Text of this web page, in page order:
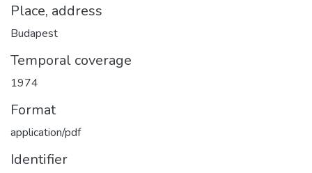
Place, address
Budapest
Temporal coverage
1974
Format
application/pdf
Identifier